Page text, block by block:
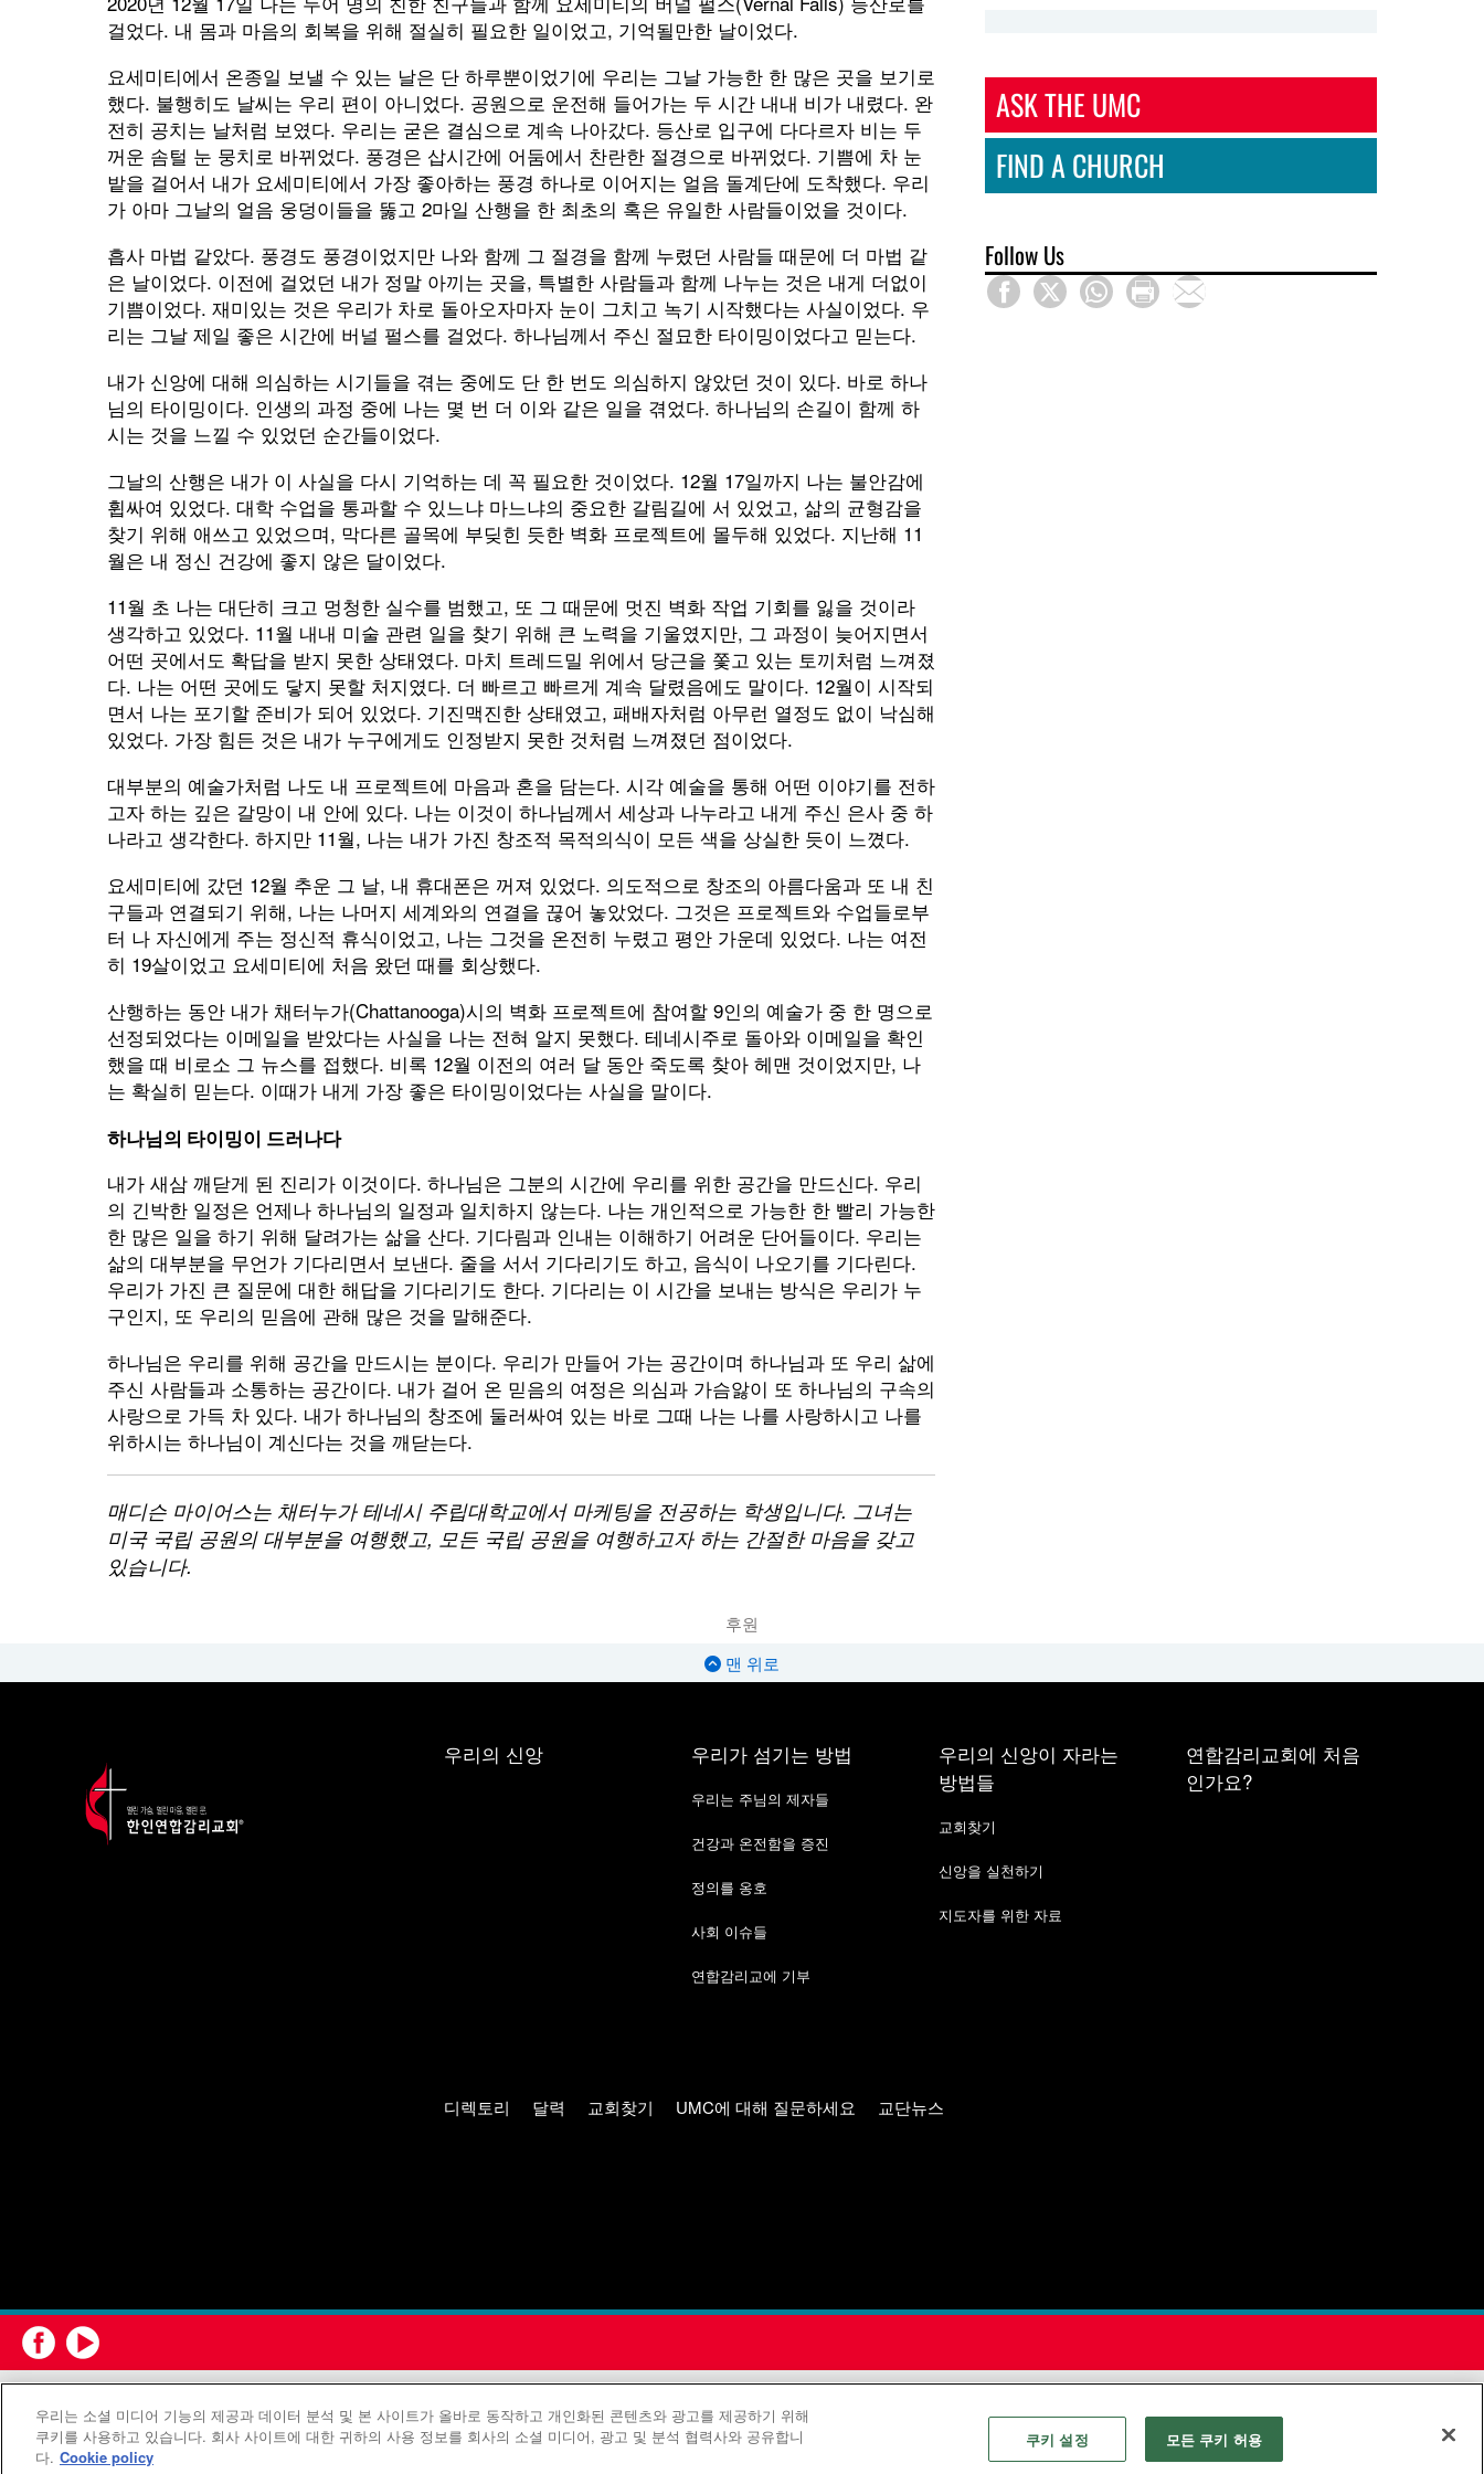
걸었다. 내 몸과 마음의 회복을 위해 절실히 필요한 일이었고, 기억될만한 날이었다.
요세미티에서 온종일 보낼 수 있는 날은 단 하루뿐이었기에 우리는 그날 가능한 한 많은 곳을 보기로
했다. 불행히도 날씨는 우리 편이 아니었다. 공원으로 운전해 들어가는 두 시간 내내 비가 내렸다. 완
전히 공치는 날처럼 보였다. 우리는 굳은 결심으로 계속 나아갔다. 등산로 입구에 다다르자 비는 두
꺼운 솜털 눈 뭉치로 바뀌었다. 풍경은 삽시간에 어둠에서 찬란한 절경으로 바뀌었다. 기쁨에 차 눈
밭을 걸어서 내가 요세미티에서 가장 좋아하는 풍경 하나로 이어지는 얼음 돌계단에 도착했다. 우리
가 아마 그날의 얼음 웅덩이들을 뚫고 2마일 산행을 한 최초의 혹은 유일한 사람들이었을 것이다.
흡사 마법 같았다. 풍경도 풍경이었지만 나와 함께 그 절경을 함께 누렸던 사람들 때문에 더 마법 같
은 날이었다. 이전에 걸었던 내가 정말 아끼는 곳을, 특별한 사람들과 함께 나누는 것은 내게 더없이
기쁨이었다. 재미있는 것은 우리가 차로 돌아오자마자 눈이 그치고 녹기 시작했다는 사실이었다. 우
리는 그날 제일 좋은 시간에 버널 펄스를 걸었다. 하나님께서 주신 절묘한 타이밍이었다고 믿는다.
내가 신앙에 대해 의심하는 시기들을 겪는 중에도 단 한 번도 의심하지 않았던 것이 있다. 바로 하나
님의 타이밍이다. 인생의 과정 중에 나는 몇 번 더 이와 같은 일을 겪었다. 하나님의 손길이 함께 하
시는 것을 느낄 수 있었던 순간들이었다.
그날의 산행은 내가 이 사실을 다시 기억하는 데 꼭 필요한 것이었다. 12월 17일까지 나는 불안감에
휩싸여 있었다. 대학 수업을 통과할 수 있느냐 마느냐의 중요한 갈림길에 서 있었고, 삶의 균형감을
찾기 위해 애쓰고 있었으며, 막다른 골목에 부딪힌 듯한 벽화 프로젝트에 몰두해 있었다. 지난해 11
월은 내 정신 건강에 좋지 않은 달이었다.
11월 초 나는 대단히 크고 멍청한 실수를 범했고, 또 그 때문에 멋진 벽화 작업 기회를 잃을 것이라
생각하고 있었다. 11월 내내 미술 관련 일을 찾기 위해 큰 노력을 기울였지만, 그 과정이 늦어지면서
어떤 곳에서도 확답을 받지 못한 상태였다. 마치 트레드밀 위에서 당근을 쫓고 있는 토끼처럼 느껴졌
다. 나는 어떤 곳에도 닿지 못할 처지였다. 더 빠르고 빠르게 계속 달렸음에도 말이다. 12월이 시작되
면서 나는 포기할 준비가 되어 있었다. 기진맥진한 상태였고, 패배자처럼 아무런 열정도 없이 낙심해
있었다. 가장 힘든 것은 내가 누구에게도 인정받지 못한 것처럼 느껴졌던 점이었다.
대부분의 예술가처럼 나도 내 프로젝트에 마음과 혼을 담는다. 시각 예술을 통해 어떤 이야기를 전하
고자 하는 깊은 갈망이 내 안에 있다. 나는 이것이 하나님께서 세상과 나누라고 내게 주신 은사 중 하
나라고 생각한다. 하지만 11월, 나는 내가 가진 창조적 목적의식이 모든 색을 상실한 듯이 느꼈다.
요세미티에 갔던 12월 추운 그 날, 내 휴대폰은 꺼져 있었다. 의도적으로 창조의 아름다움과 또 내 친
구들과 연결되기 위해, 나는 나머지 세계와의 연결을 끊어 놓았었다. 그것은 프로젝트와 수업들로부
터 나 자신에게 주는 정신적 휴식이었고, 나는 그것을 온전히 누렸고 평안 가운데 있었다. 나는 여전
히 19살이었고 요세미티에 처음 왔던 때를 회상했다.
산행하는 동안 내가 채터누가(Chattanooga)시의 벽화 프로젝트에 참여할 9인의 예술가 중 한 명으로
선정되었다는 이메일을 받았다는 사실을 나는 전혀 알지 못했다. 테네시주로 돌아와 이메일을 확인
했을 때 비로소 그 뉴스를 접했다. 비록 12월 이전의 여러 달 동안 죽도록 찾아 헤맨 것이었지만, 나
는 확실히 믿는다. 이때가 내게 가장 좋은 타이밍이었다는 사실을 말이다.
하나님의 타이밍이 드러나다
내가 새삼 깨닫게 된 진리가 이것이다. 하나님은 그분의 시간에 우리를 위한 공간을 만드신다. 우리
의 긴박한 일정은 언제나 하나님의 일정과 일치하지 않는다. 나는 개인적으로 가능한 한 빨리 가능한
한 많은 일을 하기 위해 달려가는 삶을 산다. 기다림과 인내는 이해하기 어려운 단어들이다. 우리는
삶의 대부분을 무언가 기다리면서 보낸다. 줄을 서서 기다리기도 하고, 음식이 나오기를 기다린다.
우리가 가진 큰 질문에 대한 해답을 기다리기도 한다. 기다리는 이 시간을 보내는 방식은 우리가 누
구인지, 또 우리의 믿음에 관해 많은 것을 말해준다.
하나님은 우리를 위해 공간을 만드시는 분이다. 우리가 만들어 가는 공간이며 하나님과 또 우리 삶에
주신 사람들과 소통하는 공간이다. 내가 걸어 온 믿음의 여정은 의심과 가슴앓이 또 하나님의 구속의
사랑으로 가득 차 있다. 내가 하나님의 창조에 둘러싸여 있는 바로 그때 나는 나를 사랑하시고 나를
위하시는 하나님이 계신다는 것을 깨닫는다.
매디슨 마이어스는 채터누가 테네시 주립대학교에서 마케팅을 전공하는 학생입니다. 그녀는
미국 국립 공원의 대부분을 여행했고, 모든 국립 공원을 여행하고자 하는 간절한 마음을 갖고
있습니다.
ASK THE UMC
FIND A CHURCH
Follow Us
후원
맨 위로
우리의 신앙 우리가 섬기는 방법
우리는 주님의 제자들
건강과 온전함을 증진
정의를 옹호
사회 이슈들
연합감리교에 기부
우리의 신앙이 자라는
방법들
교회찾기
신앙을 실천하기
지도자를 위한 자료
연합감리교회에 처음
인가요?
디렉토리 달력 교회찾기 UMC에 대해 질문하세요 교단뉴스
연합감리교회 공보부(United Methodist Communications)는 연합감리교회의 기관입니다.
©2026연합감리교회 커뮤니케이션부. 판권 소유
우리는 소셜 미디어 기능의 제공과 데이터 분석 및 본 사이트가 올바로 동작하고 개인화된 콘텐츠와 광고를 제공하기 위해
쿠키를 사용하고 있습니다. 회사 사이트에 대한 귀하의 사용 정보를 회사의 소셜 미디어, 광고 및 분석 협력사와 공유합니
다. Cookie policy
쿠키 설정 모든 쿠키 허용